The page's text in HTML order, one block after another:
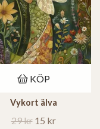
KÖP
Vykort älva
29 kr 15 kr